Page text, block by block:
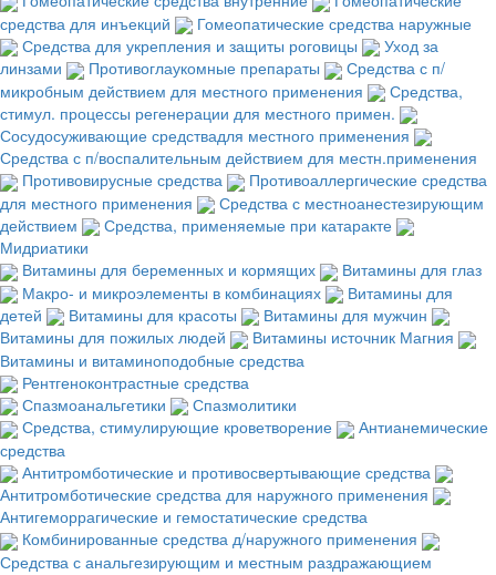
средства для инъекций
Гомеопатические средства наружные
Средства для укрепления и защиты роговицы
Уход за
линзами
Противоглаукомные препараты
Средства с п/
микробным действием для местного применения
Средства,
стимул. процессы регенерации для местного примен.
Сосудосуживающие средствадля местного применения
Средства с п/воспалительным действием для местн.применения
Противовирусные средства
Противоаллергические средства
для местного применения
Средства с местноанестезирующим
действием
Средства, применяемые при катаракте
Мидриатики
Витамины для беременных и кормящих
Витамины для глаз
Макро- и микроэлементы в комбинациях
Витамины для
детей
Витамины для красоты
Витамины для мужчин
Витамины для пожилых людей
Витамины источник Магния
Витамины и витаминоподобные средства
Рентгеноконтрастные средства
Спазмоанальгетики
Спазмолитики
Средства, стимулирующие кроветворение
Антианемические
средства
Антитромботические и противосвертывающие средства
Антитромботические средства для наружного применения
Антигеморрагические и гемостатические средства
Комбинированные средства д/наружного применения
Средства с анальгезирующим и местным раздражающием